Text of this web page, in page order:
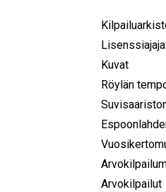
Kuvat
Röylän
Arvokilpailut